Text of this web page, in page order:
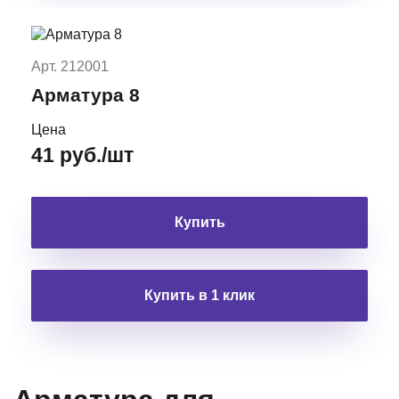
Арт. 212001
Арматура 8
Цена
41 руб./шт
Купить
Купить в 1 клик